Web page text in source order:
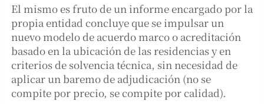
El mismo es fruto de un informe encargado por la
propia entidad concluye que se impulsar un
nuevo modelo de acuerdo marco o acreditación
basado en la ubicación de las residencias y en
criterios de solvencia técnica, sin necesidad de
aplicar un baremo de adjudicación (no se
compite por precio, se compite por calidad).